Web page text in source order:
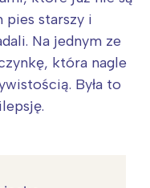
pies starszy i
Na jednym ze
która nagle
Była to